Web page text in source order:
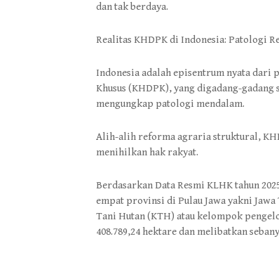
dan tak berdaya.
Realitas KHDPK di Indonesia: Patologi
Indonesia adalah episentrum nyata dari
Khusus (KHDPK), yang digadang-
mengungkap patologi mendalam.
Alih-alih reforma agraria struktural,
menihilkan hak rakyat.
Berdasarkan Data Resmi KLHK tahun
empat provinsi di Pulau Jawa yakni
Tani Hutan (KTH) atau kelompok
408.789,24 hektare dan melibatkan